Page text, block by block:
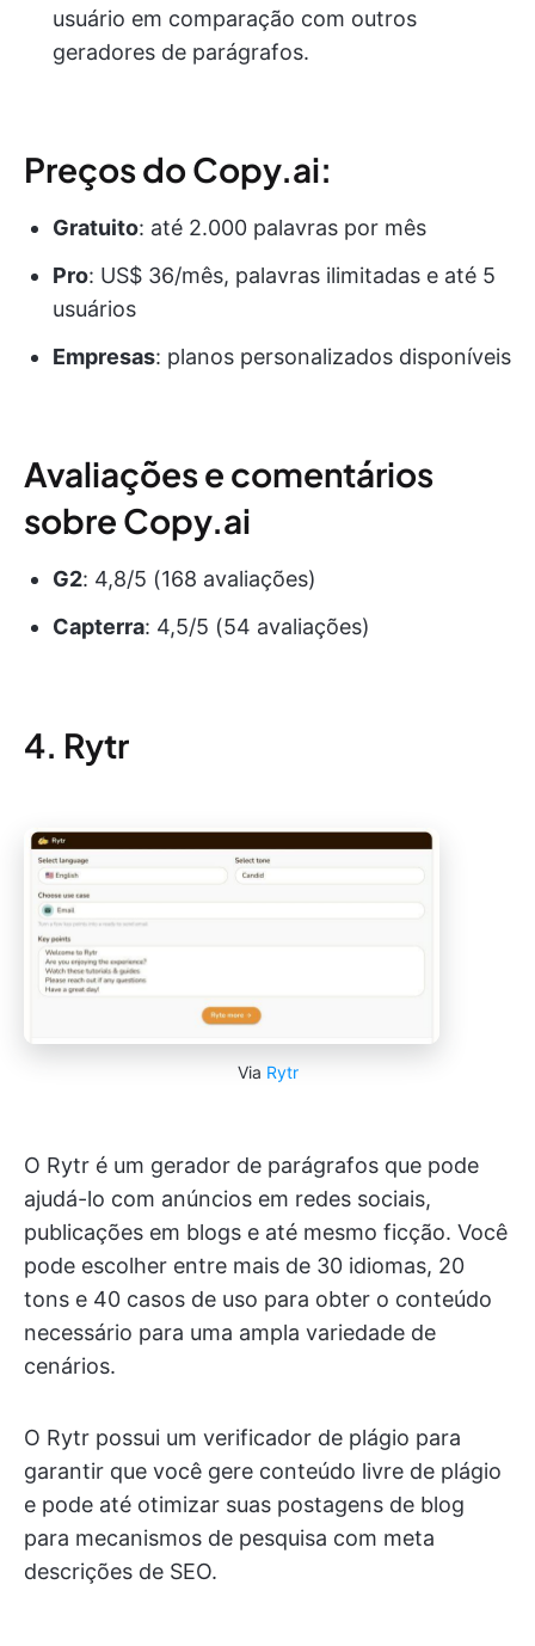
usuário em comparação com outros
geradores de parágrafos.
Preços do Copy.ai:
Gratuito: até 2.000 palavras por mês
Pro: US$ 36/mês, palavras ilimitadas e até 5
usuários
Empresas: planos personalizados disponíveis
Avaliações e comentários
sobre Copy.ai
G2: 4,8/5 (168 avaliações)
Capterra: 4,5/5 (54 avaliações)
4. Rytr
Via Rytr
O Rytr é um gerador de parágrafos que pode
ajudá-lo com anúncios em redes sociais,
publicações em blogs e até mesmo ficção. Você
pode escolher entre mais de 30 idiomas, 20
tons e 40 casos de uso para obter o conteúdo
necessário para uma ampla variedade de
cenários.
O Rytr possui um verificador de plágio para
garantir que você gere conteúdo livre de plágio
e pode até otimizar suas postagens de blog
para mecanismos de pesquisa com meta
descrições de SEO.